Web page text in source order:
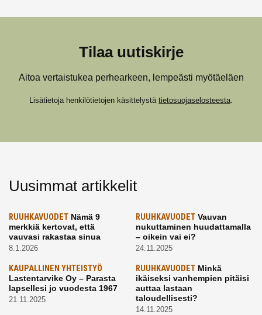
Tilaa uutiskirje
Aitoa vertaistukea perhearkeen, lempeästi myötäeläen
Lisätietoja henkilötietojen käsittelystä tietosuojaselosteesta.
Uusimmat artikkelit
RUUHKAVUODET Nämä 9
merkkiä kertovat, että
vauvasi rakastaa sinua
8.1.2026
RUUHKAVUODETVauvan
nukuttaminen huudattamalla
– oikein vai ei?
24.11.2025
KAUPALLINEN YHTEISTYÖ
Lastentarvike Oy – Parasta
lapsellesi jo vuodesta 1967
21.11.2025
RUUHKAVUODETMinkä
ikäiseksi vanhempien pitäisi
auttaa lastaan
taloudellisesti?
14.11.2025